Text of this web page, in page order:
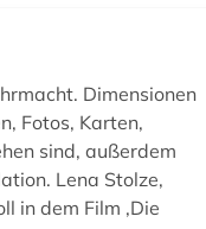
Dimensionen
Fotos, Karten,
sind, außerdem
Lena Stolze,
in dem Film ‚Die